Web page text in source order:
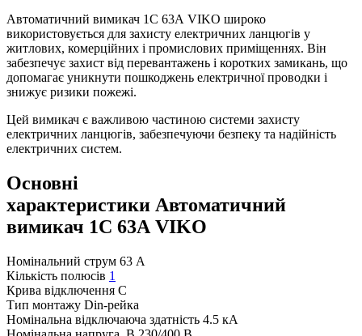
Автоматичний вимикач 1C 63А VIKO широко
використовується для захисту електричних ланцюгів у
житлових, комерційних і промислових приміщеннях. Він
забезпечує захист від перевантажень і коротких замикань, що
допомагає уникнути пошкоджень електричної проводки і
знижує ризики пожежі.
Цей вимикач є важливою частиною системи захисту
електричних ланцюгів, забезпечуючи безпеку та надійність
електричних систем.
Основні
характеристики Автоматичний
вимикач 1C 63А VIKO
Номінальний струм 63 А
Кількість полюсів 1
Крива відключення C
Тип монтажу Din-рейка
Номінальна відключаюча здатність 4.5 кА